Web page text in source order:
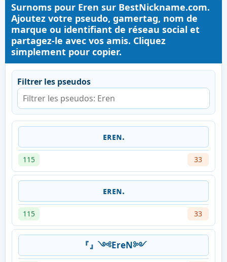
Surnoms pour Eren sur BestNickname.com.
Ajoutez votre pseudo, gamertag, nom de
marque ou identifiant de réseau social et
partagez-le avec vos amis. Cliquez
simplement pour copier.
Filtrer les pseudos
ᴇʀᴇɴ.
115 33
ᴇʀᴇɴ.
115 33
『』༺EreN༻